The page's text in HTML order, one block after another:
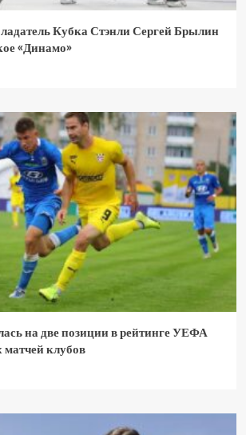
Кубка Стэнли Сергей Брылин
«Динамо»
на две позиции в рейтинге УЕФА
клубов